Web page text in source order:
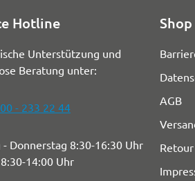
Hotline
Unterstützung und
Beratung unter:
- 233 22 44
- Donnerstag 8:30-16:30 Uhr
14:00 Uhr
AGB
Retour